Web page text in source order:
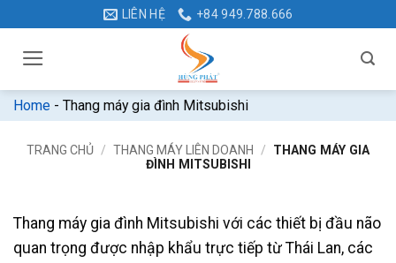
dung
LIÊN HỆ +84 949.788.666
Home - Thang máy gia đình Mitsubishi
TRANG CHỦ / THANG MÁY LIÊN DOANH /
THANG MÁY GIA
ĐÌNH MITSUBISHI
Thang máy gia đình Mitsubishi với các thiết bị đầu não
quan trọng được nhập khẩu trực tiếp từ Thái Lan, các